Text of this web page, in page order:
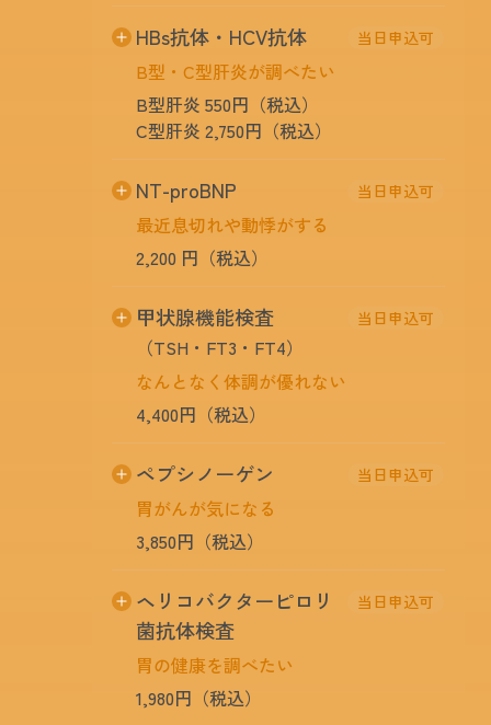
2,530円（税込）
AFP
肝臓癌
2,530円（税込）
2,750円（税込）
シフラ肺癌
3,630円（税込）
PSA（男性のみ）前立腺癌
3,080円（税込）
CA125（女性のみ）卵巣癌・子宮癌
2,530円（税込）
腫瘍マーカーセット
効率よく組み合わせることで一度に検査を実
施でき、お得な割引価格がご利用いただけま
す。
CEA+AFP大腸癌・肺癌・肝臓癌
4,070円（税込）
CEA+CA19-9 大腸癌・肺癌・膵臓癌
4,290円（税込）
過去1~2ヶ月の血糖の状態を表します。血糖
値は食前、食後、検査前のストレスなどでも
数値変動しますが、HbA1cはほとんど影響を
受けません。
HBs抗体・HCV抗体
B型・C型肝炎が調べたい
当日申込可
B型肝炎 550円（税込）
C型肝炎 2,750円（税込）
B型C型肝炎に感染しているかを調べること
ができます。
NT-proBNP
最近息切れや動悸がする
当日申込可
2,200 円（税込）
高血圧などによる心臓のストレスや息切れ運
動機能低下などを血液で調べることができま
す。
甲状腺機能検査
（TSH・FT3・FT4）
なんとなく体調が優れない
当日申込可
4,400円（税込）
血液中のホルモンを測定し、糖代謝・たんぱ
く質合成などのエネルギー代謝の 異常を調
べ、機能冗進症・機能低下症の有無を見つけ
ます。
ペプシノーゲン
胃がんが気になる
当日申込可
3,850円（税込）
ペプシノーゲンは、胃粘膜から分泌される物
質で粘膜が萎縮した状態になると減少するた
め、胄の粘膜の萎縮度（老化度）を見ること
ができます。萎縮性胃炎になると胃がんのリ
スクが高くなります。
ヘリコバクターピロリ
菌抗体検査
胃の健康を調べたい
当日申込可
1,980円（税込）